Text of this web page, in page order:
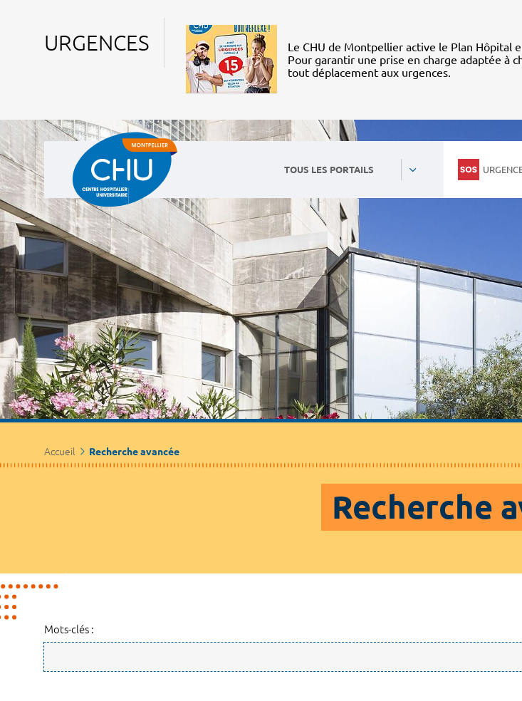
URGENCES
Le CHU de Montpellier active le Plan Hôpital
Pour garantir une prise en charge adaptée à
tout déplacement aux urgences.
TOUS LES PORTAILS
Accueil Recherche avancée
Recherche
Mots-clés :